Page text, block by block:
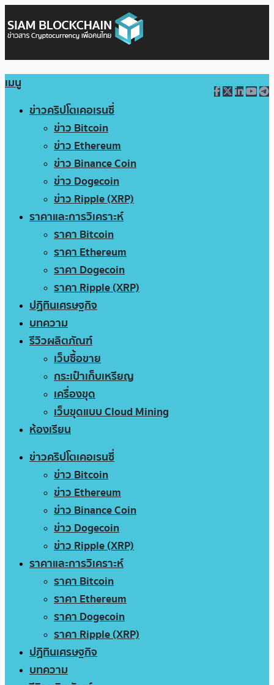
เมนู
ข่าวคริปโตเคอเรนซี่
ข่าว Bitcoin
ข่าว Ethereum
ข่าว Binance Coin
ข่าว Dogecoin
ข่าว Ripple (XRP)
ราคาและการวิเคราะห์
ราคา Bitcoin
ราคา Ethereum
ราคา Dogecoin
ราคา Ripple (XRP)
ปฏิทินเศรษฐกิจ
บทความ
รีวิวผลิตภัณฑ์
เว็บซื้อขาย
กระเป๋าเก็บเหรียญ
เครื่องขุด
เว็บขุดแบบ Cloud Mining
ห้องเรียน
ข่าวคริปโตเคอเรนซี่
ข่าว Bitcoin
ข่าว Ethereum
ข่าว Binance Coin
ข่าว Dogecoin
ข่าว Ripple (XRP)
ราคาและการวิเคราะห์
ราคา Bitcoin
ราคา Ethereum
ราคา Dogecoin
ราคา Ripple (XRP)
ปฏิทินเศรษฐกิจ
บทความ